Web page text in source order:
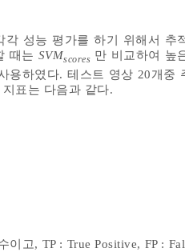
각 성능 평가를 하기 위해서
때는 SVMscores 만 비교하여 높
용하였다. 테스트 영상 20개
표는 다음과 같다.
이고, TP : True Positive, FP :